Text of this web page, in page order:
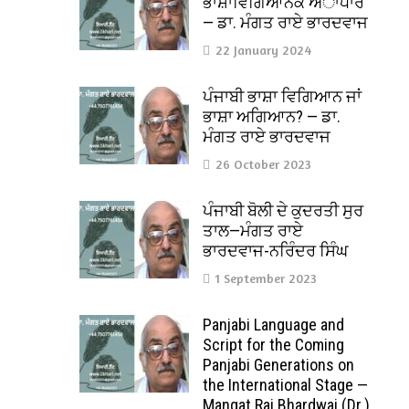
— ਡਾ. ਮੰਗਤ ਰਾਏ ਭਾਰਦਵਾਜ
22 January 2024
ਪੰਜਾਬੀ ਭਾਸ਼ਾ ਵਿਗਿਆਨ ਜਾਂ
ਭਾਸ਼ਾ ਅਗਿਆਨ? — ਡਾ.
ਮੰਗਤ ਰਾਏ ਭਾਰਦਵਾਜ
26 October 2023
ਪੰਜਾਬੀ ਬੋਲੀ ਦੇ ਕੁਦਰਤੀ ਸੁਰ
ਤਾਲ—ਮੰਗਤ ਰਾਏ
ਭਾਰਦਵਾਜ-ਨਰਿੰਦਰ ਸਿੰਘ
1 September 2023
Panjabi Language and
Script for the Coming
Panjabi Generations on
the International Stage —
Mangat Rai Bhardwaj (Dr.)